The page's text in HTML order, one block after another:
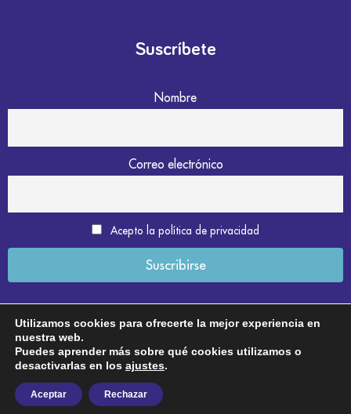
Suscríbete
Nombre
Correo electrónico
Acepto la política de privacidad
Aviso legal
Política de privacidad
Política de cookies
Utilizamos cookies para ofrecerte la mejor experiencia en
nuestra web.
Puedes aprender más sobre qué cookies utilizamos o
desactivarlas en los ajustes.
Aceptar Rechazar